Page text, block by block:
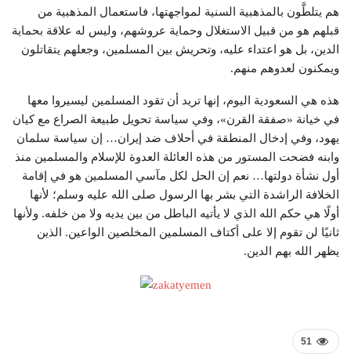
هم يتلطَّون بالمذهبية السنية لمواجهتها، فاستعمال المذهبية من
قبلهم هو من قبيل الاستغلال وحماية عروشهم، وليس له علاقة بحماية
الدين، بل هو اعتداء عليه، وتحريش بين المسلمين، وجعلهم يتقاتلون
ويمكنون لعدوهم منهم.
هذه هي السعودية اليوم، إنها تريد أن تقود المسلمين ليسيروا معها
في خيانة «صفقة القرن»، وفي سياسة تحويل طبيعة الصراع مع كيان
يهود، وفي إدخال المنطقة في أحلاف ضد إيران… إن سياسة سلمان
وابنه فضحت المستور من هذه العائلة العدوة للإسلام والمسلمين منذ
أول نشأة دولتها… نعم إن الحل لكل مآسي المسلمين هو في إقامة
الخلافة الراشدة التي بشر بها الرسول صلى الله عليه وسلم؛ لأنها
أولًا هي حكم الله الذي لا يأتيه الباطل من بين يديه ولا من خلفه. ولأنها
ثانيًا لن تقوم إلا على أكتاف المسلمين المخلصين الواعين. الذين
يظهر الله بهم الدين.
51